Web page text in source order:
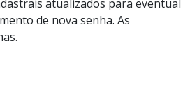
atualizados para eventual
de nova senha. As